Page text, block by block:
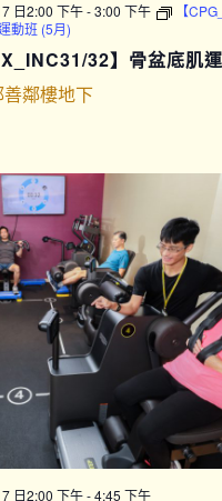
日2:00 下午-3:00 下午
【
動班 (5月)
32】骨盆底肌
鄰樓地下
日2:00 下午-4:45 下午